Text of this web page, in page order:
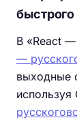
быстрого
В «React
—
выходные
используя